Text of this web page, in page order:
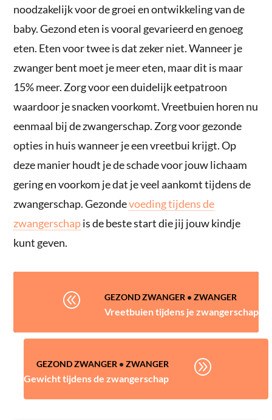
noodzakelijk voor de groei en ontwikkeling van de
baby. Gezond eten is vooral gevarieerd en genoeg
eten. Eten voor twee is dat zeker niet. Wanneer je
zwanger bent moet je meer eten, maar dit is maar
15% meer. Zorg voor een duidelijk eetpatroon
waardoor je snacken voorkomt. Vreetbuien horen nu
eenmaal bij de zwangerschap. Zorg voor gezonde
opties in huis wanneer je een vreetbui krijgt. Op
deze manier houdt je de schade voor jouw lichaam
gering en voorkom je dat je veel aankomt tijdens de
zwangerschap. Gezondevoeding tijdens de
zwangerschapis de beste start die jij jouw kindje
kunt geven.
@ GEZOND ZWANGER • ZWANGER
Vreetbuien tijdens je zwangerschap
GEZOND ZWANGER • ZWANGER
Gewicht tijdens de zwangerschap
A